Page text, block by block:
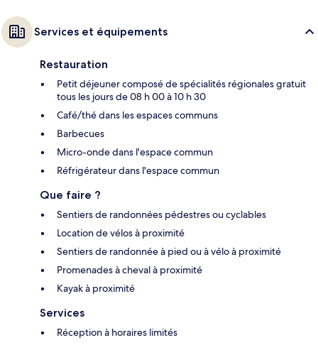
Services et équipements
Restauration
Petit déjeuner composé de spécialités régionales gratuit
tous les jours de 08 h 00 à 10 h 30
Café/thé dans les espaces communs
Barbecues
Micro-onde dans l'espace commun
Réfrigérateur dans l'espace commun
Que faire ?
Sentiers de randonnées pédestres ou cyclables
Location de vélos à proximité
Sentiers de randonnée à pied ou à vélo à proximité
Promenades à cheval à proximité
Kayak à proximité
Services
Réception à horaires limités